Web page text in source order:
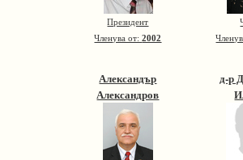
Президент
Членува от:2002
Александър
Александров
д-р